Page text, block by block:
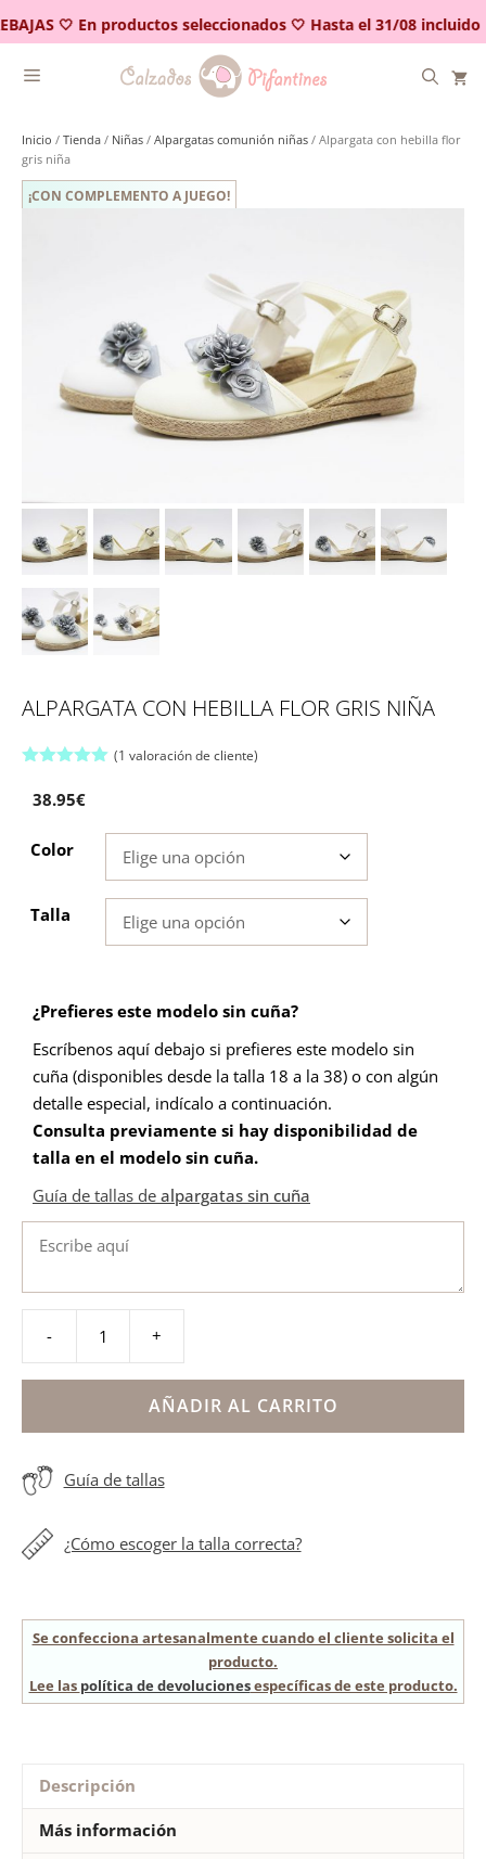
🤍 En productos seleccionados 🤍 Hasta el 31/08 incluido
al
contenido
Inicio / Tienda / Niñas / Alpargatas comunión niñas / Alpargata con hebilla flor
gris niña
¡CON COMPLEMENTO A JUEGO!
ALPARGATA CON HEBILLA FLOR GRIS NIÑA
(1 valoración de cliente)
38.95€
Color
Talla
¿Prefieres este modelo sin cuña?
Escríbenos aquí debajo si prefieres este modelo sin
cuña (disponibles desde la talla 18 a la 38) o con algún
detalle especial, indícalo a continuación.
Consulta previamente si hay disponibilidad de
talla en el modelo sin cuña.
Guía de tallas de alpargatas sin cuña
-
con
hebilla
flor
+
AÑADIR AL CARRITO
Guía de tallas
¿Cómo escoger la talla correcta?
Se confecciona artesanalmente cuando el cliente solicita el
producto.
Lee las política de devolucionesespecíficas de este producto.
Descripción
Más información